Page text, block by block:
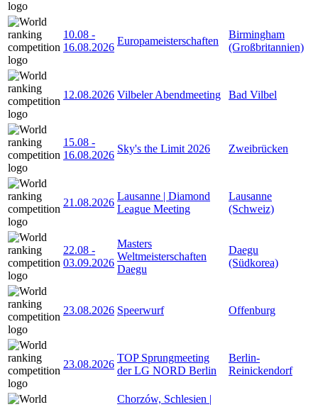
10.08 -
16.08.2026
Europameisterschaften
Birmingham
(Großbritannien)
12.08.2026 Vilbeler Abendmeeting Bad Vilbel
15.08 -
16.08.2026
Sky's the Limit 2026 Zweibrücken
21.08.2026
Lausanne | Diamond
League Meeting
Lausanne
(Schweiz)
22.08 -
03.09.2026
Masters
Weltmeisterschaften
Daegu
Daegu
(Südkorea)
23.08.2026 Speerwurf Offenburg
23.08.2026
TOP Sprungmeeting
der LG NORD Berlin
Berlin-
Reinickendorf
Chorzów, Schlesien |